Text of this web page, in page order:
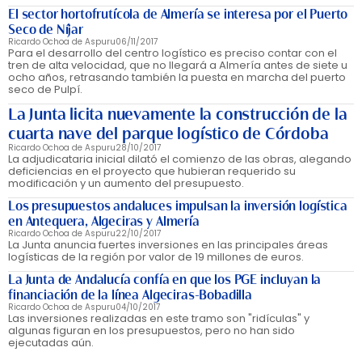
El sector hortofrutícola de Almería se interesa por el Puerto
Seco de Níjar
Ricardo Ochoa de Aspuru06/11/2017
Para el desarrollo del centro logístico es preciso contar con el
tren de alta velocidad, que no llegará a Almería antes de siete u
ocho años, retrasando también la puesta en marcha del puerto
seco de Pulpí.
La Junta licita nuevamente la construcción de la
cuarta nave del parque logístico de Córdoba
Ricardo Ochoa de Aspuru28/10/2017
La adjudicataria inicial dilató el comienzo de las obras, alegando
deficiencias en el proyecto que hubieran requerido su
modificación y un aumento del presupuesto.
Los presupuestos andaluces impulsan la inversión logística
en Antequera, Algeciras y Almería
Ricardo Ochoa de Aspuru22/10/2017
La Junta anuncia fuertes inversiones en las principales áreas
logísticas de la región por valor de 19 millones de euros.
La Junta de Andalucía confía en que los PGE incluyan la
financiación de la línea Algeciras-Bobadilla
Ricardo Ochoa de Aspuru04/10/2017
Las inversiones realizadas en este tramo son "ridículas" y
algunas figuran en los presupuestos, pero no han sido
ejecutadas aún.